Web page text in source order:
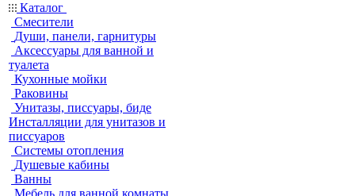
Каталог
Смесители
Души, панели, гарнитуры
Аксессуары для ванной и
туалета
Кухонные мойки
Раковины
Унитазы, писсуары, биде
Инсталляции для унитазов и
писсуаров
Системы отопления
Душевые кабины
Ванны
Мебель для ванной комнаты